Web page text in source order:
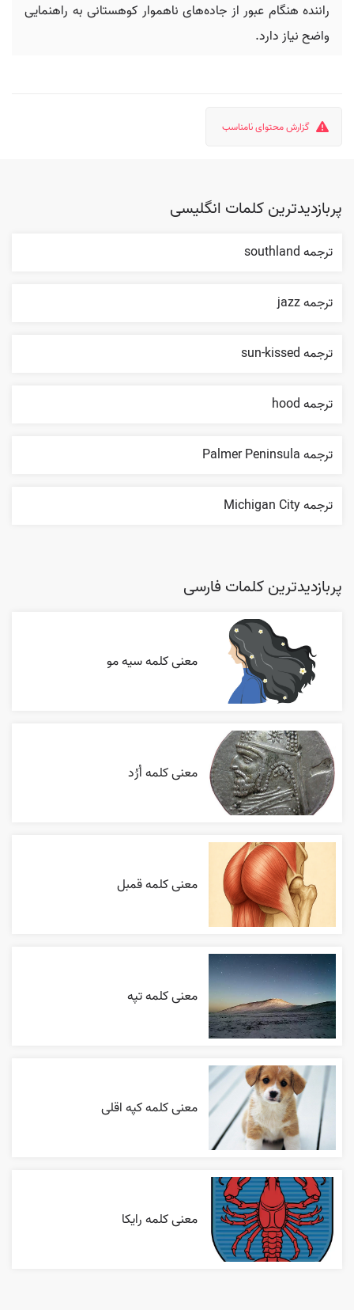
راننده هنگام عبور از جاده‌های ناهموار کوهستانی به راهنمایی
واضح نیاز دارد.
گزارش محتوای نامناسب
پربازدیدترین کلمات انگلیسی
ترجمه southland
ترجمه jazz
ترجمه sun-kissed
ترجمه hood
ترجمه Palmer Peninsula
ترجمه Michigan City
پربازدیدترین کلمات فارسی
معنی کلمه سیه مو
معنی کلمه اُرُد
معنی کلمه قمبل
معنی کلمه تپه
معنی کلمه کپه اقلی
معنی کلمه رایکا